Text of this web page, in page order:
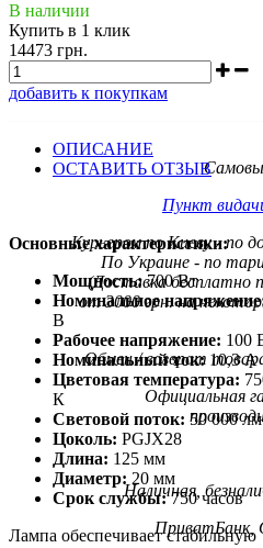
В наличии
Купить в 1 клик
14473 грн.
добавить к покупкам
Пункт
Курьером по Киеву - по
По Украине - по
(Доставка бесплатно
от 3000 грн. на
Обмен / возврат
Официальная
Наличная,
ПриватБанк,
ОПИСАНИЕ
ОСТАВИТЬ ОТЗЫВ
Основные характеристики:
Мощность:700 Вт
Номинальное
В
Рабочее напряжение: 100
Номинальный ток:10,3 А
Цветовая температура:
К
Световой поток: 50 000 лм
Цоколь: PGJX28
Длина: 125 мм
Диаметр: 20 мм
Срок службы:750 часов
Лампа обеспечивает стабильную